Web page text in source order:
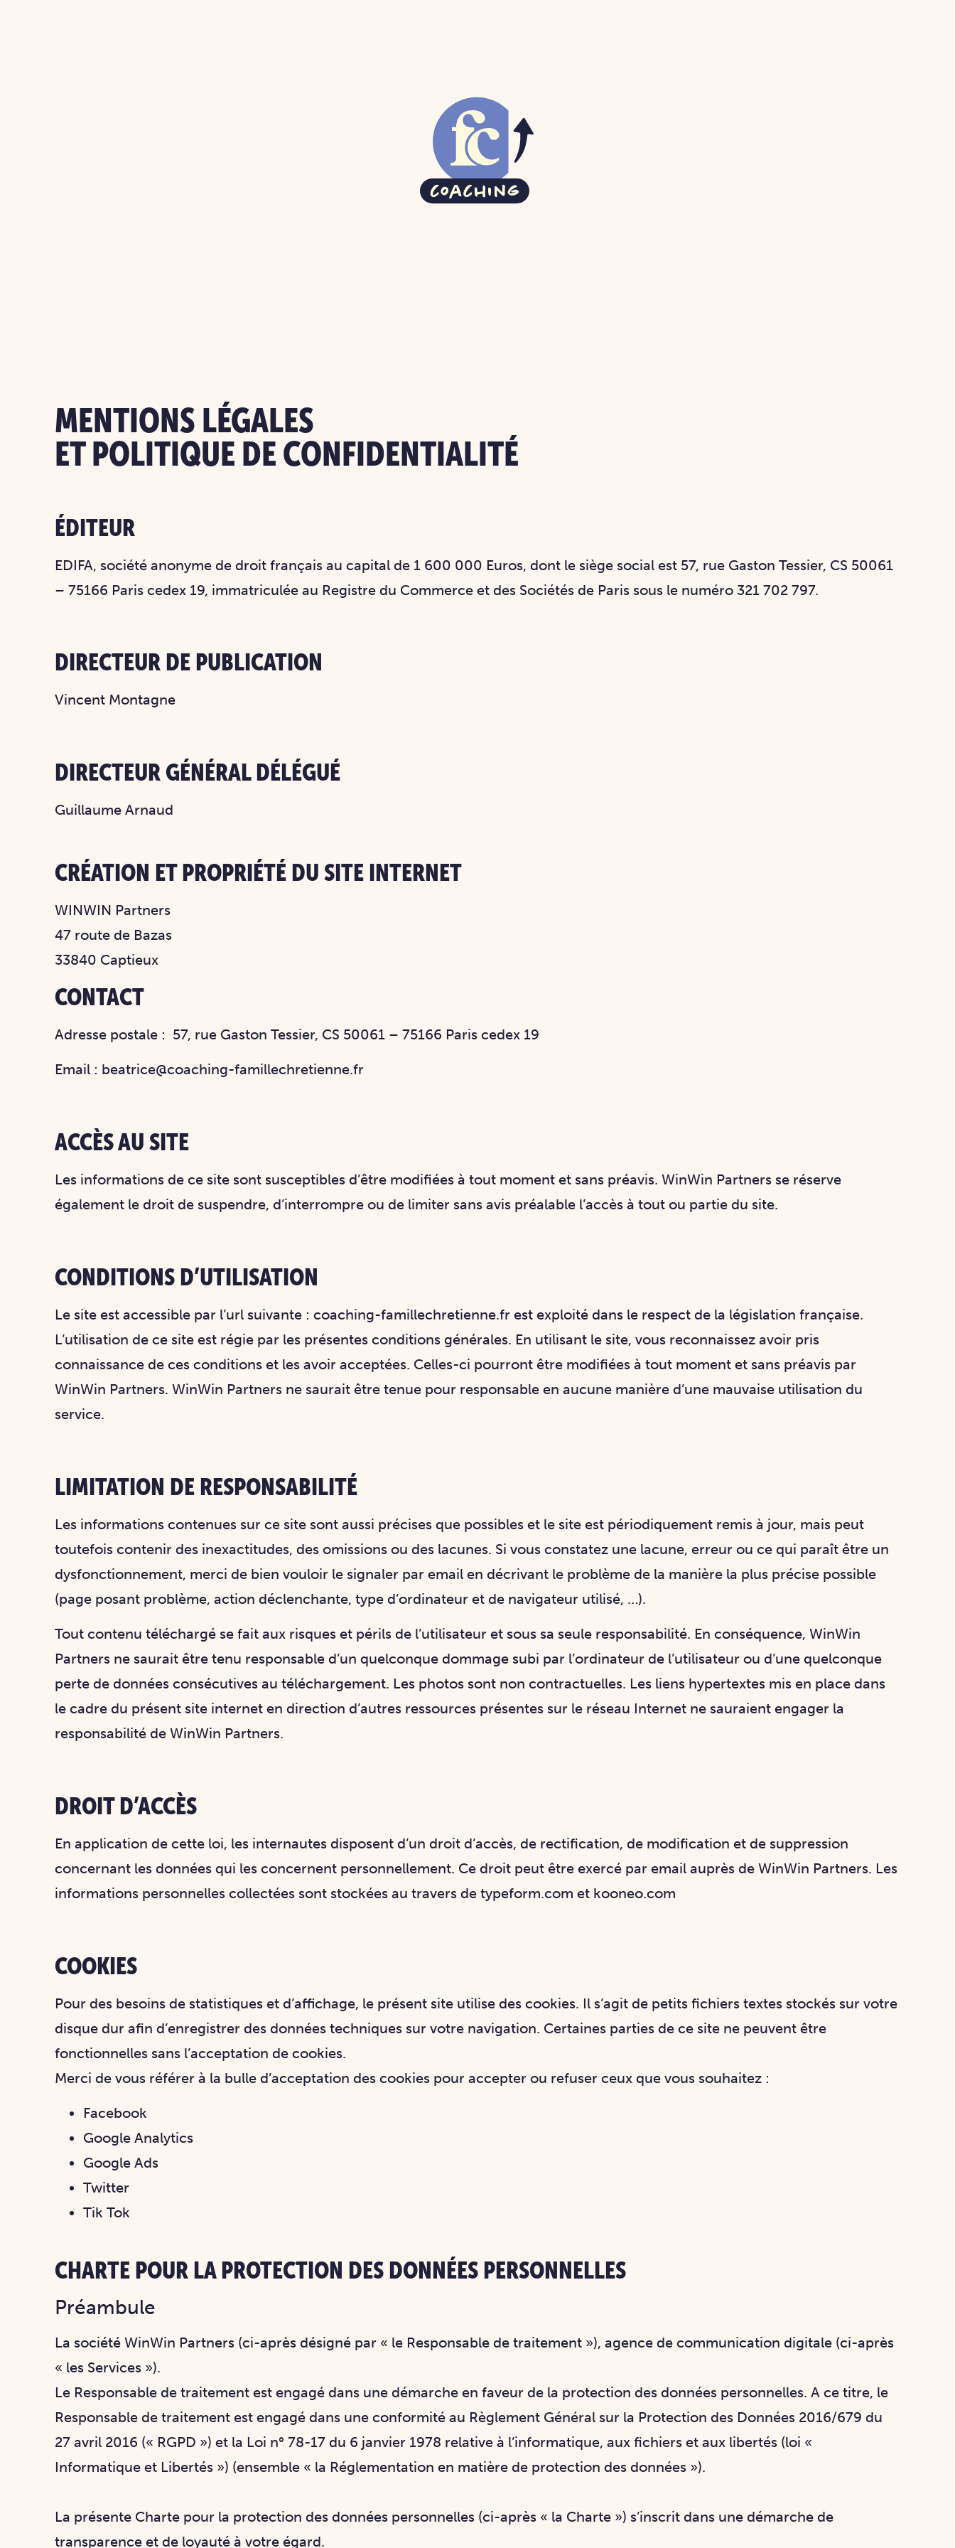
MENTIONS LÉGALES
ET POLITIQUE DE CONFIDENTIALITÉ
ÉDITEUR
EDIFA, société anonyme de droit français au capital de 1 600 000 Euros, dont le siège social est 57, rue Gaston Tessier, CS 50061
– 75166 Paris cedex 19, immatriculée au Registre du Commerce et des Sociétés de Paris sous le numéro 321 702 797.
DIRECTEUR DE PUBLICATION
Vincent Montagne
DIRECTEUR GÉNÉRAL DÉLÉGUÉ
Guillaume Arnaud
CRÉATION ET PROPRIÉTÉ DU SITE INTERNET
WINWIN Partners
47 route de Bazas
33840 Captieux
CONTACT
Adresse postale : 57, rue Gaston Tessier, CS 50061 – 75166 Paris cedex 19
Email : beatrice@coaching-famillechretienne.fr
ACCÈS AU SITE
Les informations de ce site sont susceptibles d’être modifiées à tout moment et sans préavis. WinWin Partners se réserve
également le droit de suspendre, d’interrompre ou de limiter sans avis préalable l’accès à tout ou partie du site.
‍CONDITIONS D’UTILISATION
Le site est accessible par l’url suivante : coaching-famillechretienne.fr est exploité dans le respect de la législation française.
L’utilisation de ce site est régie par les présentes conditions générales. En utilisant le site, vous reconnaissez avoir pris
connaissance de ces conditions et les avoir acceptées. Celles-ci pourront être modifiées à tout moment et sans préavis par
WinWin Partners. WinWin Partners ne saurait être tenue pour responsable en aucune manière d’une mauvaise utilisation du
service.
LIMITATION DE RESPONSABILITÉ
Les informations contenues sur ce site sont aussi précises que possibles et le site est périodiquement remis à jour, mais peut
toutefois contenir des inexactitudes, des omissions ou des lacunes. Si vous constatez une lacune, erreur ou ce qui paraît être un
dysfonctionnement, merci de bien vouloir le signaler par email en décrivant le problème de la manière la plus précise possible
(page posant problème, action déclenchante, type d’ordinateur et de navigateur utilisé, …).
Tout contenu téléchargé se fait aux risques et périls de l’utilisateur et sous sa seule responsabilité. En conséquence, WinWin
Partners ne saurait être tenu responsable d’un quelconque dommage subi par l’ordinateur de l’utilisateur ou d’une quelconque
perte de données consécutives au téléchargement. Les photos sont non contractuelles. Les liens hypertextes mis en place dans
le cadre du présent site internet en direction d’autres ressources présentes sur le réseau Internet ne sauraient engager la
responsabilité de WinWin Partners.
DROIT D’ACCÈS
En application de cette loi, les internautes disposent d’un droit d’accès, de rectification, de modification et de suppression
concernant les données qui les concernent personnellement. Ce droit peut être exercé par email auprès de WinWin Partners. Les
informations personnelles collectées sont stockées au travers de typeform.com et kooneo.com
COOKIES
Pour des besoins de statistiques et d’affichage, le présent site utilise des cookies. Il s’agit de petits fichiers textes stockés sur votre
disque dur afin d’enregistrer des données techniques sur votre navigation. Certaines parties de ce site ne peuvent être
fonctionnelles sans l’acceptation de cookies.
Merci de vous référer à la bulle d’acceptation des cookies pour accepter ou refuser ceux que vous souhaitez :
Facebook
Google Analytics
Google Ads
Twitter
Tik Tok
CHARTE POUR LA PROTECTION DES DONNÉES PERSONNELLES
Préambule
La société WinWin Partners (ci-après désigné par « le Responsable de traitement »), agence de communication digitale (ci-après
« les Services »).
Le Responsable de traitement est engagé dans une démarche en faveur de la protection des données personnelles. A ce titre, le
Responsable de traitement est engagé dans une conformité au Règlement Général sur la Protection des Données 2016/679 du
27 avril 2016 (« RGPD ») et la Loi n° 78-17 du 6 janvier 1978 relative à l’informatique, aux fichiers et aux libertés (loi «
Informatique et Libertés ») (ensemble « la Réglementation en matière de protection des données »).
La présente Charte pour la protection des données personnelles (ci-après « la Charte ») s’inscrit dans une démarche de
transparence et de loyauté à votre égard.